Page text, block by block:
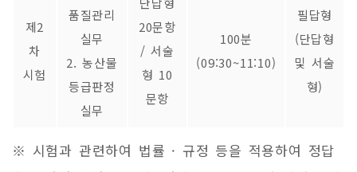
제2
차
시험
품질관리
실무
2. 농산물
등급판정
실무
20문항
/ 서술
형 10
문항
100분
(09:30~11:10)
필답형
(단답형
및 서술
형)
※ 시험과 관련하여 법률 · 규정 등을 적용하여 정답